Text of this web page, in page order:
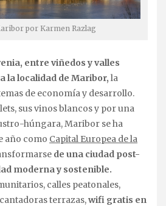
por Karmen Razlag
entre viñedos y valles
la localidad de Maribor, la
de economía y desarrollo.
sus vinos blancos y por una
húngara, Maribor se ha
año como Capital Europea de la
de una ciudad post-
moderna y sostenible.
calles peatonales,
terrazas,wifi gratis en